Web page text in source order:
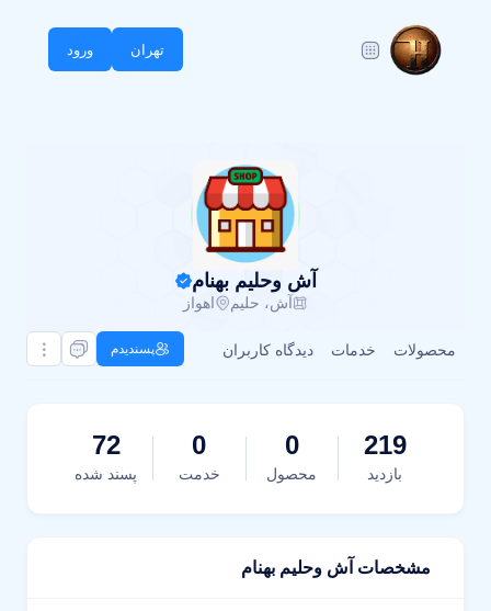
تهران ورود
آش وحلیم بهنام
آش، حلیم اهواز
محصولات خدمات دیدگاه کاربران پسندیدم
219
بازدید
0
محصول
0
خدمت
72
پسند شده
مشخصات آش وحلیم بهنام